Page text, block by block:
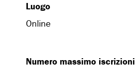
Luogo
Online
Numero massimo iscrizioni